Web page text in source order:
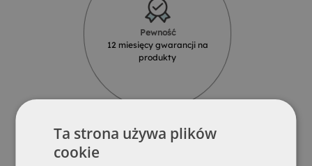
Pewność
12 miesięcy gwarancji na
produkty
Ta strona używa plików
cookie